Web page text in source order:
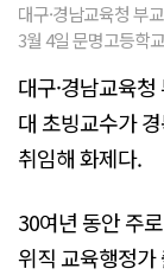
대구·경남교육청 부
3월 4일 문명고등학
대구·경남교육
대 초빙교수가
취임해 화제다.
30여년 동안 주
위직 교육행정가